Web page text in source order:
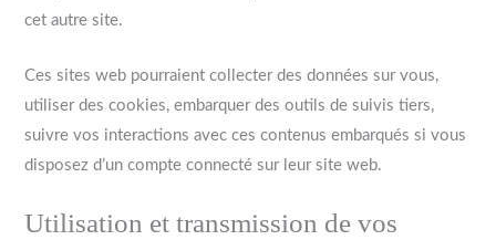
cet autre site.
Ces sites web pourraient collecter des données sur vous,
utiliser des cookies, embarquer des outils de suivis tiers,
suivre vos interactions avec ces contenus embarqués si vous
disposez d’un compte connecté sur leur site web.
Utilisation et transmission de vos